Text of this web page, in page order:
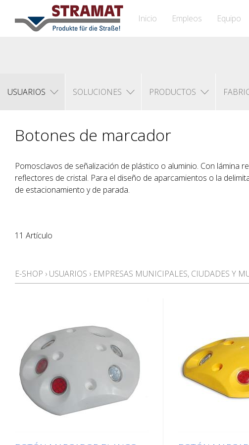
Inicio Empleos Equipo
USUARIOS SOLUCIONES PRODUCTOS
Botones de marcador
Pomosclavos de señalización de plástico o aluminio. Con lámina
reflectores de cristal. Para el diseño de aparcamientos o la
de estacionamiento y de parada.
11 Artículo
E-SHOP › USUARIOS › EMPRESAS MUNICIPALES, CIUDADES Y